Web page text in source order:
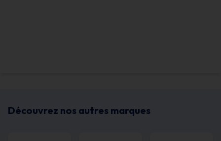
Découvrez nos autres marques